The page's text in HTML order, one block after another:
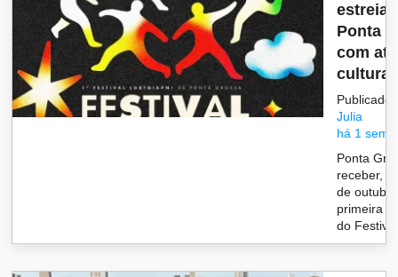
estreia
Ponta
com
Publicado
Julia
há 1
Ponta
receber,
de
primeira
do